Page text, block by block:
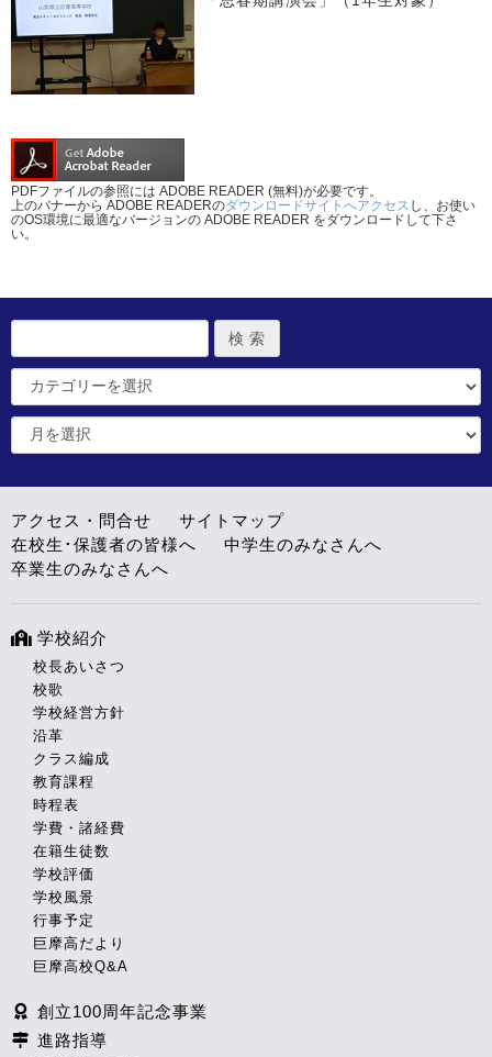
PDFファイルの参照には ADOBE READER (無料)が必要です。
上のバナーから ADOBE READERのダウンロードサイトへアクセス し、お使い
のOS環境に最適なバージョンの ADOBE READER をダウンロードして下さ
い。
アクセス・問合せ
サイトマップ
在校生･保護者の皆様へ
中学生のみなさんへ
卒業生のみなさんへ
学校紹介
校長あいさつ
校歌
学校経営方針
沿革
クラス編成
教育課程
時程表
学費・諸経費
在籍生徒数
学校評価
学校風景
行事予定
巨摩高だより
巨摩高校Q&A
創立100周年記念事業
進路指導